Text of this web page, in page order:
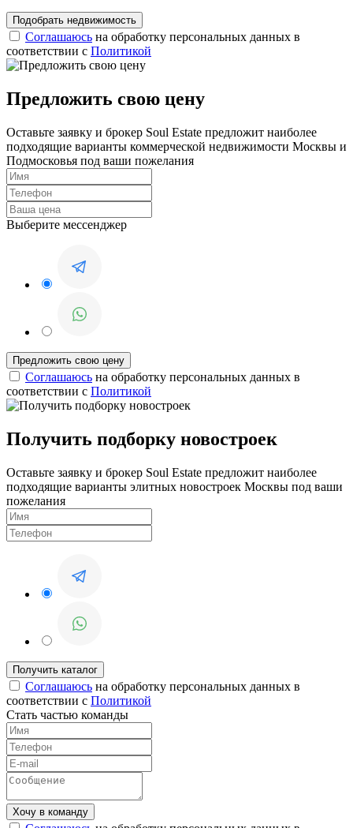
Соглашаюсь на обработку персональных данных в
соответствии с Политикой
Предложить свою цену
Оставьте заявку и брокер Soul Estate предложит наиболее
подходящие варианты коммерческой недвижимости Москвы и
Подмосковья под ваши пожелания
Выберите мессенджер
Соглашаюсь на обработку персональных данных в
соответствии с Политикой
Получить подборку новостроек
Оставьте заявку и брокер Soul Estate предложит наиболее
подходящие варианты элитных новостроек Москвы под ваши
пожелания
Соглашаюсь на обработку персональных данных в
соответствии с Политикой
Стать частью команды